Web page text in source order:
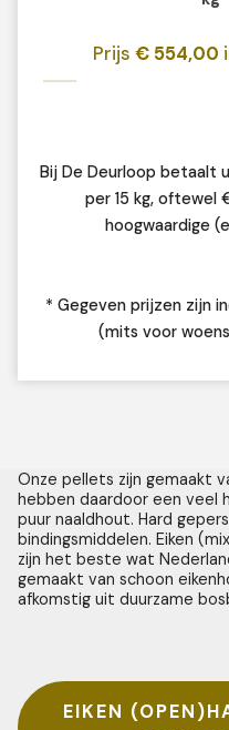
Prijs € 554,00
Bij De Deurloop betaalt
per 15 kg, oftewel
hoogwaardige
* Gegeven prijzen zijn
(mits voor
Onze pellets zijn gemaakt
hebben daardoor een veel
puur naaldhout. Hard
bindingsmiddelen. Eiken
zijn het beste wat
gemaakt van schoon
afkomstig uit duurzame
EIKEN